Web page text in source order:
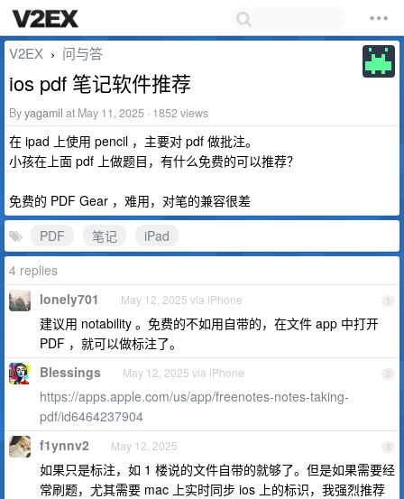
V2EX › 问与答
ios pdf 笔记软件推荐
Byyagamil at May 11, 2025 · 1852 views
在 ipad 上使用 pencil ，主要对 pdf 做批注。
小孩在上面 pdf 上做题目，有什么免费的可以推荐？
免费的 PDF Gear ，难用，对笔的兼容很差
PDF
笔记
iPad
4 replies
1
lonely701 May 12, 2025 via iPhone
建议用 notability 。免费的不如用自带的，在文件 app 中打开
PDF ，就可以做标注了。
2
Blessings May 12, 2025 via iPhone
https://apps.apple.com/us/app/freenotes-notes-taking-
pdf/id6464237904
3
f1ynnv2 May 12, 2025
如果只是标注，如 1 楼说的文件自带的就够了。但是如果需要经
常刷题，尤其需要 mac 上实时同步 ios 上的标识，我强烈推荐